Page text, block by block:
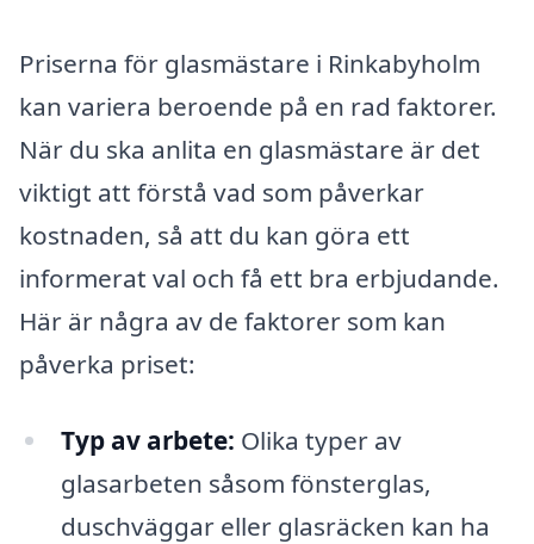
Priserna för glasmästare i Rinkabyholm
kan variera beroende på en rad faktorer.
När du ska anlita en glasmästare är det
viktigt att förstå vad som påverkar
kostnaden, så att du kan göra ett
informerat val och få ett bra erbjudande.
Här är några av de faktorer som kan
påverka priset:
Typ av arbete: Olika typer av
glasarbeten såsom fönsterglas,
duschväggar eller glasräcken kan ha